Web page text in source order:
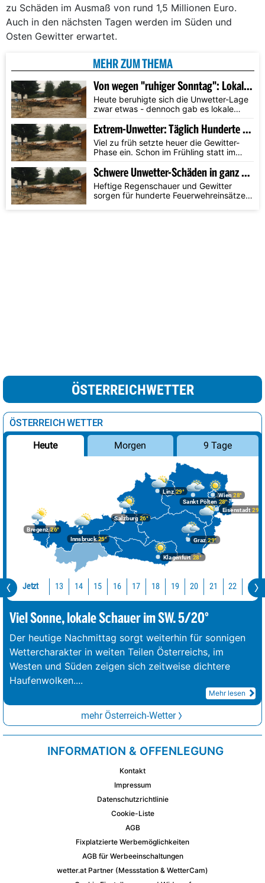
zu Schäden im Ausmaß von rund 1,5 Millionen Euro.
Auch in den nächsten Tagen werden im Süden und
Osten Gewitter erwartet.
MEHR ZUM THEMA
Von wegen "ruhiger Sonntag": Lokale Unwetter gehen nieder
Heute beruhigte sich die Unwetter-Lage
zwar etwas - dennoch gab es lokale
Extrem-Unwetter: Täglich Hunderte Einsätze
Viel zu früh setzte heuer die Gewitter-
Phase ein. Schon im Frühling statt im
Schwere Unwetter-Schäden in ganz Österreich
Heftige Regenschauer und Gewitter
sorgen für hunderte Feuerwehreinsätze
ÖSTERREICHWETTER
ÖSTERREICH WETTER
Heute Morgen 9 Tage
Bregenz26°
Graz29°
Innsbruck25°
Klagenfurt 28°
Linz29°
Salzburg26°
Wien 28°
Eisenstadt 29°
Sankt Pölten 28°
Jetzt 13 14 15 16 17 18 19 20 21 22 23
Viel Sonne, lokale Schauer im SW. 5/20°
Der heutige Nachmittag sorgt weiterhin für sonnigen
Wettercharakter in weiten Teilen Österreichs, im
Westen und Süden zeigen sich zeitweise dichtere
Haufenwolken....
Mehr lesen
mehr Österreich-Wetter
INFORMATION & OFFENLEGUNG
Kontakt
Impressum
Datenschutzrichtlinie
Cookie-Liste
AGB
Fixplatzierte Werbemöglichkeiten
AGB für Werbeeinschaltungen
wetter.at Partner (Messstation & WetterCam)